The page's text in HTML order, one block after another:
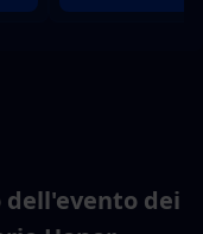
dell'evento dei